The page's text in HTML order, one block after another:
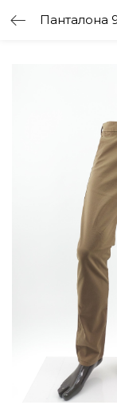
Панталона
LOGIN
Enter your
Remember